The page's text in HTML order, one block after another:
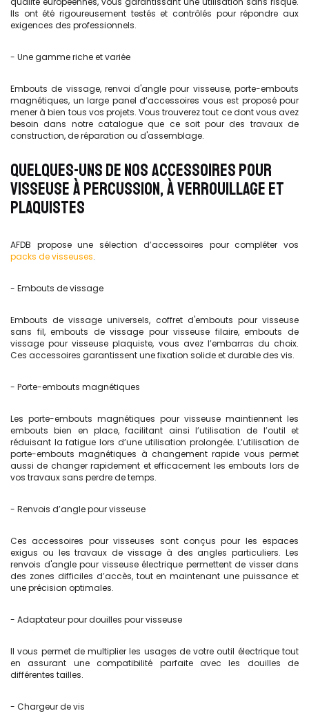
Ils ont été rigoureusement testés et contrôlés pour répondre aux
exigences des professionnels.
- Une gamme riche et variée
Embouts de vissage, renvoi d'angle pour visseuse, porte-embouts
magnétiques, un large panel d’accessoires vous est proposé pour
mener à bien tous vos projets. Vous trouverez tout ce dont vous avez
besoin dans notre catalogue que ce soit pour des travaux de
construction, de réparation ou d'assemblage.
QUELQUES-UNS DE NOS ACCESSOIRES POUR
VISSEUSE À PERCUSSION, À VERROUILLAGE ET
PLAQUISTES
AFDB propose une sélection d’accessoires pour compléter vos
packs de visseuses.
- Embouts de vissage
Embouts de vissage universels, coffret d'embouts pour visseuse
sans fil, embouts de vissage pour visseuse filaire, embouts de
vissage pour visseuse plaquiste, vous avez l’embarras du choix.
Ces accessoires garantissent une fixation solide et durable des vis.
- Porte-embouts magnétiques
Les porte-embouts magnétiques pour visseuse maintiennent les
embouts bien en place, facilitant ainsi l’utilisation de l’outil et
réduisant la fatigue lors d’une utilisation prolongée. L’utilisation de
porte-embouts magnétiques à changement rapide vous permet
aussi de changer rapidement et efficacement les embouts lors de
vos travaux sans perdre de temps.
- Renvois d’angle pour visseuse
Ces accessoires pour visseuses sont conçus pour les espaces
exigus ou les travaux de vissage à des angles particuliers. Les
renvois d'angle pour visseuse électrique permettent de visser dans
des zones difficiles d’accès, tout en maintenant une puissance et
une précision optimales.
- Adaptateur pour douilles pour visseuse
Il vous permet de multiplier les usages de votre outil électrique tout
en assurant une compatibilité parfaite avec les douilles de
différentes tailles.
- Chargeur de vis